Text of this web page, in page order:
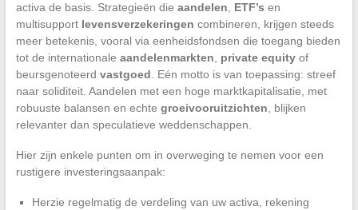
activa de basis. Strategieën die aandelen ETF’s en
multisupport levensverzekeringen combineren, krijgen steeds
meer betekenis, vooral via eenheidsfondsen die toegang bieden
tot de internationale aandelenmarkten private equityof
beursgenoteerd vastgoed . Eén motto is van toepassing: streef
naar soliditeit. Aandelen met een hoge marktkapitalisatie, met
robuuste balansen en echte groeivooruitzichten , blijken
relevanter dan speculatieve weddenschappen.
Hier zijn enkele punten om in overweging te nemen voor een
rustigere investeringsaanpak:
Herzie regelmatig de verdeling van uw activa, rekening